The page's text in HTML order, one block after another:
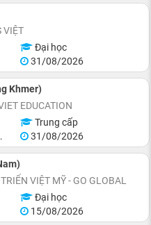
VIỆT
Đại học
31/08/2026
Khmer)
EDUCATION
Trung cấp
31/08/2026
VIỆT MỸ - GO GLOBAL
Đại học
15/08/2026